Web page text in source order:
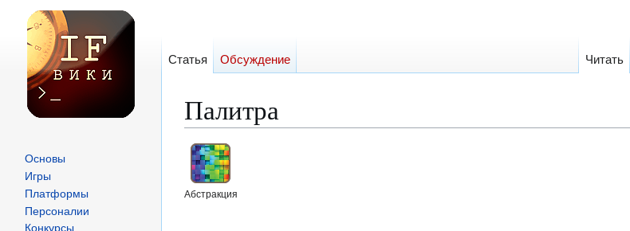
Палитра
Перейти
навигации
Перейти
поиску
Абстракция
Статья Обсуждение Читать
Основы
Игры
Платформы
Персоналии
Конкурсы